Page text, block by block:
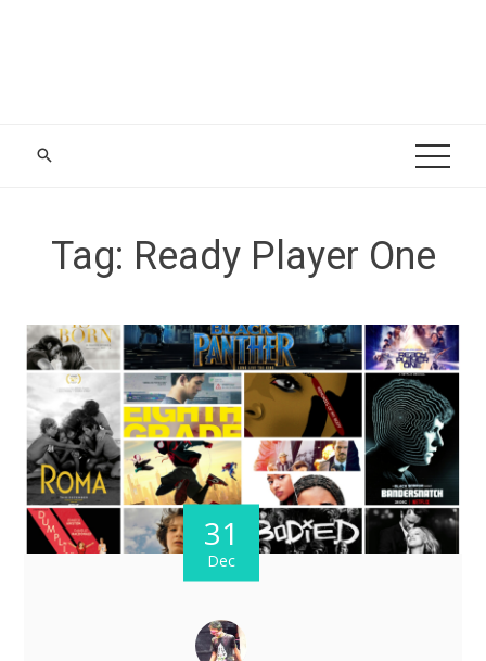
Tag: Ready Player One
31
Dec